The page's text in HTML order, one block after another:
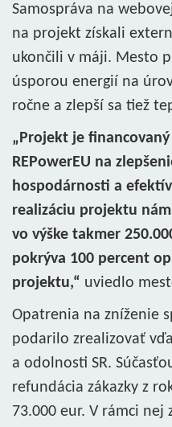
Samospráva na
na projekt získali
ukončili v máji. Mesto
úsporou energií na
ročne a zlepší sa tiež
„Projekt je
REPowerEU na
hospodárnosti a
realizáciu projektu
vo výške takmer
pokrýva 100 percent
projektu,“ uviedlo
Opatrenia na zníženie
podarilo zrealizovať
a odolnosti SR.
refundácia zákazky z
73.000 eur. V rámci